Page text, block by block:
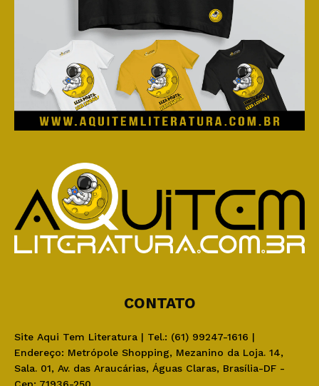
CONTATO
Site Aqui Tem Literatura | Tel.: (61) 99247-1616 |
Endereço: Metrópole Shopping, Mezanino da Loja. 14,
Sala. 01, Av. das Araucárias, Águas Claras, Brasília-DF -
Cep: 71936-250